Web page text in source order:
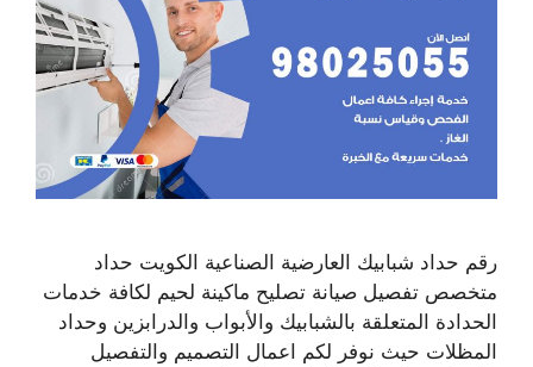
رقم حداد شبابيك العارضية الصناعية الكويت حداد
متخصص تفصيل صيانة تصليح ماكينة لحيم لكافة خدمات
الحدادة المتعلقة بالشبابيك والأبواب والدرابزين وحداد
المظلات حيث نوفر لكم اعمال التصميم والتفصيل